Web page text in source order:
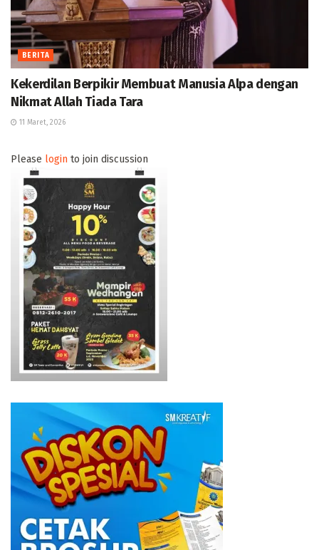
BERITA
Kekerdilan Berpikir Membuat Manusia Alpa dengan
Nikmat Allah Tiada Tara
11 Maret, 2026
Please login to join discussion